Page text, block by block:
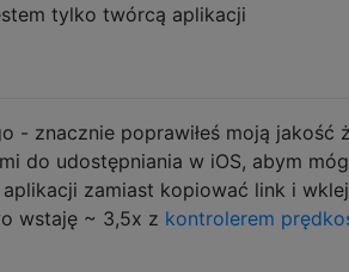
tylko twórcą aplikacji
- znacznie poprawiłeś moją jakość
do udostępniania w iOS, abym
zamiast kopiować link i
wstaję ~ 3,5x z kontrolerem